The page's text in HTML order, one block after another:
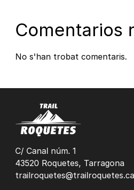
Comentarios
No s'han trobat comentaris.
C/ Canal núm. 1
43520 Roquetes, Tarragona